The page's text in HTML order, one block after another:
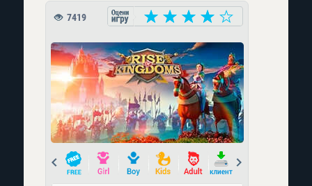
7419
Prev